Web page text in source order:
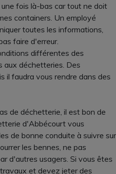
fois là-bas car tout ne doit
containers. Un employé
toutes les informations,
faire d'erreur.
différentes des
aux déchetteries. Des
il faudra vous rendre dans des
de déchetterie, il est bon de
d'Abbécourt vous
de bonne conduite à suivre sur
les bennes, ne pas
d'autres usagers. Si vous êtes
et devez jeter des